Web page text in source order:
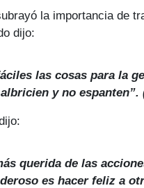
la importancia de
dijo:
las cosas para la
y no espanten”.
querida de las
es hacer feliz a